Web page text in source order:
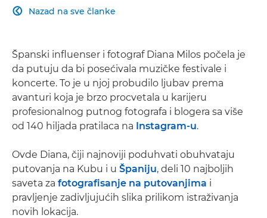
Nazad na sve članke

Španski influenser i fotograf Diana Milos počela je
da putuju da bi posećivala muzičke festivale i
koncerte. To je u njoj probudilo ljubav prema
avanturi koja je brzo procvetala u karijeru
profesionalnog putnog fotografa i blogera sa više
od 140 hiljada pratilaca na Instagram-u.
Ovde Diana, čiji najnoviji poduhvati obuhvataju
putovanja na Kubu i u Španiju, deli 10 najboljih
saveta za fotografisanje na putovanjima i
pravljenje zadivljujućih slika prilikom istraživanja
novih lokacija.